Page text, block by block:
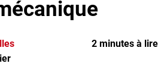
2 minutes à lire